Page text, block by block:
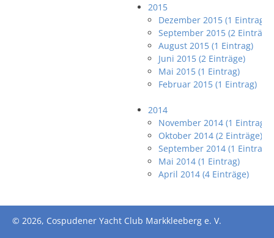
2015
Dezember 2015 (1 Eintrag)
September 2015 (2 Einträge)
August 2015 (1 Eintrag)
Juni 2015 (2 Einträge)
Mai 2015 (1 Eintrag)
Februar 2015 (1 Eintrag)
2014
November 2014 (1 Eintrag)
Oktober 2014 (2 Einträge)
September 2014 (1 Eintrag)
Mai 2014 (1 Eintrag)
April 2014 (4 Einträge)
© 2026, Cospudener Yacht Club Markkleeberg e. V.